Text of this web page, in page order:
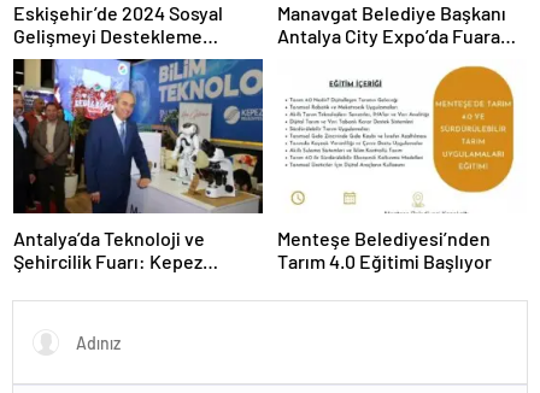
Eskişehir’de 2024 Sosyal
Gelişmeyi Destekleme
Programı Projeleri İmzalandı
Manavgat Belediye Başkanı
Antalya City Expo’da Fuara
Antalya’da Teknoloji ve
Şehircilik Fuarı: Kepez
Menteşe Belediyesi’nden
Tarım 4.0 Eğitimi Başlıyor